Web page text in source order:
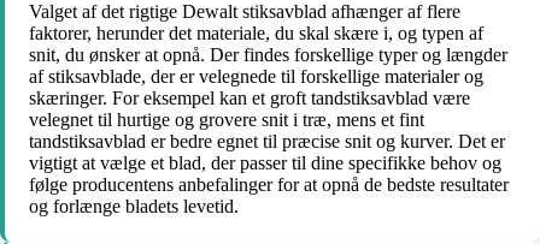
Valget af det rigtige Dewalt stiksavblad afhænger af flere
faktorer, herunder det materiale, du skal skære i, og typen af
snit, du ønsker at opnå. Der findes forskellige typer og længder
af stiksavblade, der er velegnede til forskellige materialer og
skæringer. For eksempel kan et groft tandstiksavblad være
velegnet til hurtige og grovere snit i træ, mens et fint
tandstiksavblad er bedre egnet til præcise snit og kurver. Det er
vigtigt at vælge et blad, der passer til dine specifikke behov og
følge producentens anbefalinger for at opnå de bedste resultater
og forlænge bladets levetid.